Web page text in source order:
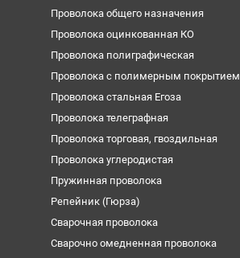
Проволока общего назначения
Проволока оцинкованная КО
Проволока полиграфическая
Проволока с полимерным покрытием
Проволока стальная Егоза
Проволока телеграфная
Проволока торговая, гвоздильная
Проволока углеродистая
Пружинная проволока
Репейник (Гюрза)
Сварочная проволока
Сварочно омедненная проволока